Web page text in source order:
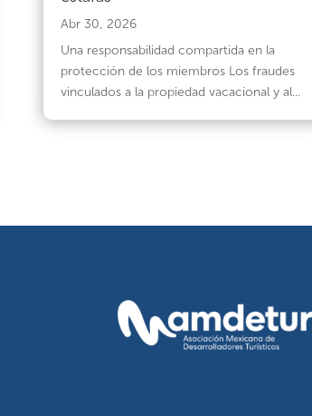
Abr 30, 2026
Una responsabilidad compartida en la
protección de los miembros Los fraudes
vinculados a la propiedad vacacional y al...